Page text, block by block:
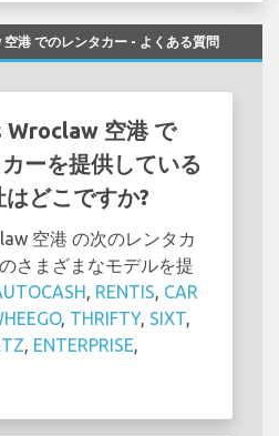
港 でのレンタカー - よくある質問
Wroclaw 空港 で
ーを提供している
どこですか?
空港 の次のレンタカ
さまざまなモデルを提
, RENTIS, CAR
, THRIFTY, SIXT,
, ENTERPRISE,